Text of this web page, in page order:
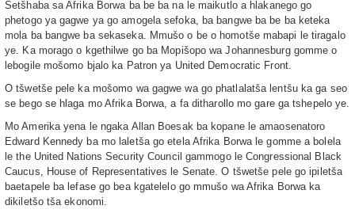
Setšhaba sa Afrika Borwa ba be ba na le maikutlo a hlakanego go
phetogo ya gagwe ya go amogela sefoka, ba bangwe ba be ba keteka
mola ba bangwe ba sekaseka. Mmušo o be o homotše mabapi le tiragalo
ye. Ka morago o kgethilwe go ba Mopišopo wa Johannesburg gomme o
lebogile mošomo bjalo ka Patron ya United Democratic Front.
O tšwetše pele ka mošomo wa gagwe wa go phatlalatša lentšu ka ga seo
se bego se hlaga mo Afrika Borwa, a fa ditharollo mo gare ga tshepelo ye.
Mo Amerika yena le ngaka Allan Boesak ba kopane le amaosenatoro
Edward Kennedy ba mo laletša go etela Afrika Borwa le gomme a bolela
le the United Nations Security Council gammogo le Congressional Black
Caucus, House of Representatives le Senate. O tšwetše pele go ipiletša
baetapele ba lefase go bea kgatelelo go mmušo wa Afrika Borwa ka
dikiletšo tša ekonomi.